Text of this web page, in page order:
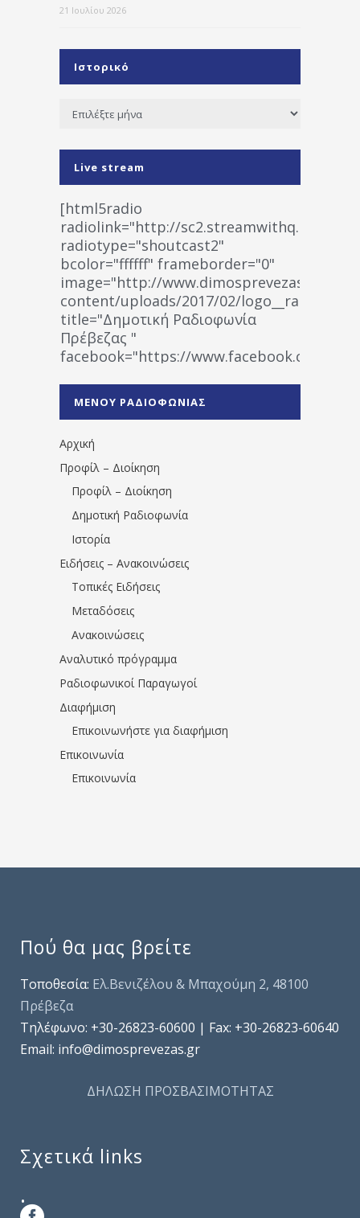
21 Ιουλίου 2026
Ιστορικό
Ιστορικό
Live stream
[html5radio
radiolink="http://
radiotype="shoutcast2"
bcolor="ffffff" frameborder="0"
image="http://www.dimosprevezas.gr/wp-
content/uploads/2017/02/
title="Δημοτική Ραδιοφωνία
Πρέβεζας "
facebook="https://www.facebook.com/
1531194763766854/" artist="" ]
ΜΕΝΟΥ ΡΑΔΙΟΦΩΝΙΑΣ
Αρχική
Προφίλ – Διοίκηση
Προφίλ – Διοίκηση
Δημοτική Ραδιοφωνία
Ιστορία
Ειδήσεις – Ανακοινώσεις
Τοπικές Ειδήσεις
Μεταδόσεις
Ανακοινώσεις
Αναλυτικό πρόγραμμα
Ραδιοφωνικοί Παραγωγοί
Διαφήμιση
Επικοινωνήστε για διαφήμιση
Επικοινωνία
Επικοινωνία
Πού θα μας βρείτε
Τοποθεσία: Ελ.Βενιζέλου & Μπαχούμη 2, 48100
Πρέβεζα
Τηλέφωνo: +30-26823-60600 | Fax: +30-26823-60640
Email: info@dimosprevezas.gr
ΔΗΛΩΣΗ ΠΡΟΣΒΑΣΙΜΟΤΗΤΑΣ
Σχετικά links
.